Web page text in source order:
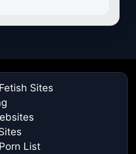
Sites
List